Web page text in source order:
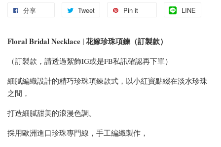
分享 Tweet Pin it LINE
Floral Bridal Necklace | 花嫁珍珠項鍊（訂製款）
（訂製款，請透過絮飾IG或是FB私訊確認再下單）
細膩編織設計的精巧珍珠項鍊款式，以小紅寶點綴在淡水珍珠
之間，
打造細膩甜美的浪漫色調。
採用歐洲進口珍珠專門線，手工編織製作，